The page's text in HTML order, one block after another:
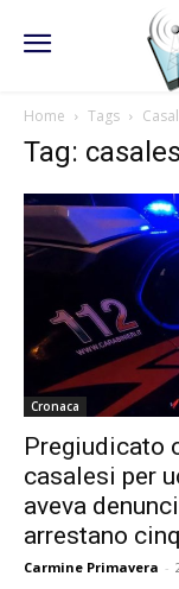
Home Tags
Tag:
Cronaca
Pregiudicato
casalesi per
aveva
arrestano
Carmine Primavera -